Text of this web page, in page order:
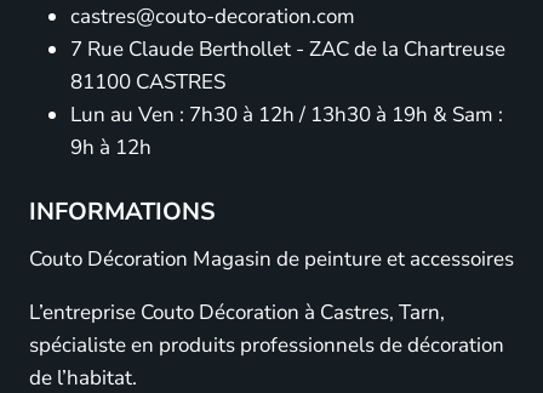
castres@couto-decoration.com
7 Rue Claude Berthollet - ZAC de la Chartreuse
81100 CASTRES
Lun au Ven : 7h30 à 12h / 13h30 à 19h & Sam :
9h à 12h
INFORMATIONS
Couto Décoration Magasin de peinture et accessoires
L’entreprise Couto Décoration à Castres, Tarn,
spécialiste en produits professionnels de décoration
de l’habitat.